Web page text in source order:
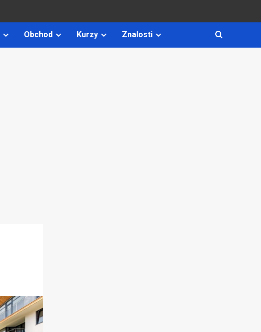
Obchod Kurzy Znalosti